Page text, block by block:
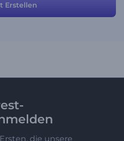
Erstellen
die unsere